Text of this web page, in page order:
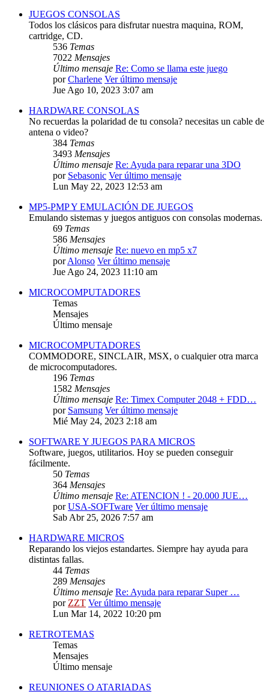
JUEGOS CONSOLAS
Todos los clásicos para disfrutar nuestra maquina, ROM,
cartridge, CD.
536 Temas
7022 Mensajes
Último mensaje Re: Como se llama este juego
porCharlene Ver último mensaje
Jue Ago 10, 2023 3:07 am
HARDWARE CONSOLAS
No recuerdas la polaridad de tu consola? necesitas un cable de
antena o video?
384 Temas
3493 Mensajes
Último mensaje Re: Ayuda para reparar una 3DO
por Sebasonic Ver último mensaje
Lun May 22, 2023 12:53 am
MP5-PMP Y EMULACIÓN DE JUEGOS
Emulando sistemas y juegos antiguos con consolas modernas.
69 Temas
586 Mensajes
Último mensaje Re: nuevo en mp5 x7
porAlonso Ver último mensaje
Jue Ago 24, 2023 11:10 am
MICROCOMPUTADORES
Temas
Mensajes
Último mensaje
MICROCOMPUTADORES
COMMODORE, SINCLAIR, MSX, o cualquier otra marca
de microcomputadores.
196 Temas
1582 Mensajes
Último mensaje Re: Timex Computer 2048 + FDD…
por Samsung Ver último mensaje
Mié May 24, 2023 2:18 am
SOFTWARE Y JUEGOS PARA MICROS
Software, juegos, utilitarios. Hoy se pueden conseguir
fácilmente.
50 Temas
364 Mensajes
Último mensaje Re: ATENCION ! - 20.000 JUE…
porUSA-SOFTware Ver último mensaje
Sab Abr 25, 2026 7:57 am
HARDWARE MICROS
Reparando los viejos estandartes. Siempre hay ayuda para
distintas fallas.
44 Temas
289 Mensajes
Último mensaje Re: Ayuda para reparar Super …
porZZT Ver último mensaje
Lun Mar 14, 2022 10:20 pm
RETROTEMAS
Temas
Mensajes
Último mensaje
REUNIONES O ATARIADAS